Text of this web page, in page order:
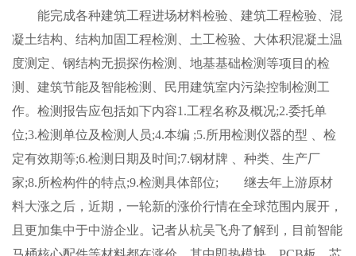
能完成各种建筑工程进场材料检验、建筑工程检验、混
凝土结构、结构加固工程检测、土工检验、大体积混凝土温
度测定、钢结构无损探伤检测、地基基础检测等项目的检
测、建筑节能及智能检测、民用建筑室内污染控制检测工
作。检测报告应包括如下内容1.工程名称及概况;2.委托单
位;3.检测单位及检测人员;4.本编 ;5.所用检测仪器的型 、检
定有效期等;6.检测日期及时间;7.钢材牌 、种类、生产厂
家;8.所检构件的特点;9.检测具体部位; 继去年上游原材
料大涨之后，近期，一轮新的涨价行情在全球范围内展开，
且更加集中于中游企业。记者从杭吴飞舟了解到，目前智能